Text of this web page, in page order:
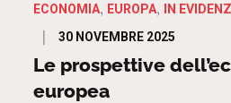
ECONOMIA EUROPA IN
Posted
on
30 NOVEMBRE 2025
Le prospettive
europea